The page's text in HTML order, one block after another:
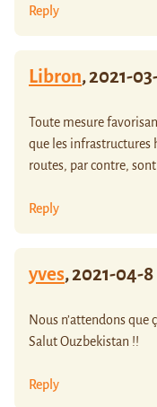
Reply
Libron,2021-
Toute mesure
que les infrastructures
routes, par contre,
Reply
yves,2021-04-8
Nous n’attendons que
Salut Ouzbekistan !!
Reply